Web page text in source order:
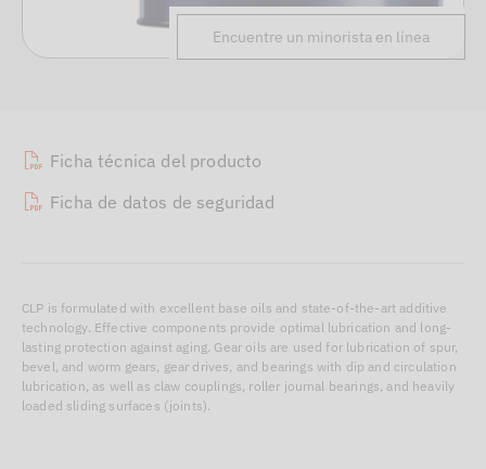
Ficha técnica del producto
Ficha de datos de seguridad
CLP is formulated with excellent base oils and state-of-the-art additive
technology. Effective components provide optimal lubrication and long-
lasting protection against aging. Gear oils are used for lubrication of spur,
bevel, and worm gears, gear drives, and bearings with dip and circulation
lubrication, as well as claw couplings, roller journal bearings, and heavily
loaded sliding surfaces (joints).
Encuentre un minorista en línea